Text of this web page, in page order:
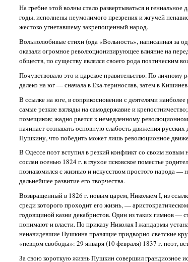
На гребне этой волны стало развертываться и
годы, исполнены неумолимого презрения и жгучей
жестоко угнетавшему закрепощенный народ.
Вольнолюбивые стихи (ода «Вольность», написанная за
оказали огромное революционизирующее влияние на
обществ, по существу являлся своего рода поэтическим
Почувствовало это и царское правительство. По
далеко на юг — сначала в Ека-теринослав, затем в
В ссылке на юге, в соприкосновении с деятелями
самые резкие взгляды на самодержавие и
помещиков; жадно рвется к немедленному
начинает сознавать основную слабость движения
Пушкину, что победить может лишь революционное
В Одессе поэт вступил в резкий конфликт со своим
сослан осенью 1824 г. в глухое псковское поместье
познакомился с жизнью и искусством простого народа —
дальнейшее развитие его творчества.
Возвращенный в 1826 г. новым царем, Николаем I, из
среди которого проходит его жизнь, —
годовщиной казни декабристов. Один из таких гимнов —
понимают и власти. По приказу Николая I жандармы
ненавидевшие Пушкина правящие придворно-светские
«певцом свободы»: 29 января (10 февраля) 1837 г. поэт,
За свою короткую жизнь Пушкин совершил грандиозное